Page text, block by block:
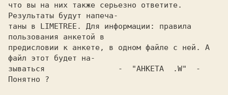
что вы на них также серьезно ответите.
Результаты будут напеча-
таны в LIMETREE. Для информации: правила
пользования анкетой в
предисловии к анкете, в одном файле с ней. А
файл этот будет на-
зываться		-  "АНКЕТА  .W"  -
Понятно ?